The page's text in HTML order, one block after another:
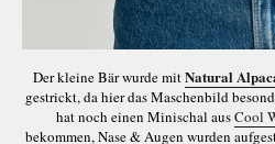
Der kleine Bär wurde mitNatural
gestrickt, da hier das Maschenbild
hat noch einen Minischal ausCool
bekommen, Nase & Augen wurden